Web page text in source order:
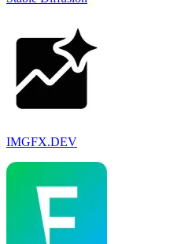
IMGFX.DEV